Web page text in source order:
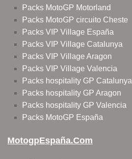
Packs MotoGP Motorland
Packs MotoGP circuito Cheste
Packs VIP Village España
Packs VIP Village Catalunya
Packs VIP Village Aragon
Packs VIP Village Valencia
Packs hospitality GP Catalunya
Packs hospitality GP Aragon
Packs hospitality GP Valencia
Packs MotoGP España
MotogpEspaña.com